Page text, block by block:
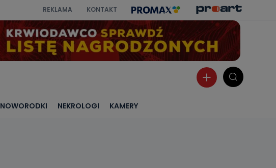
REKLAMA KONTAKT
NOWORODKI NEKROLOGI KAMERY